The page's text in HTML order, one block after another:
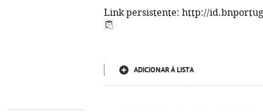
Link persistente: http://
ADICIONAR À LISTA